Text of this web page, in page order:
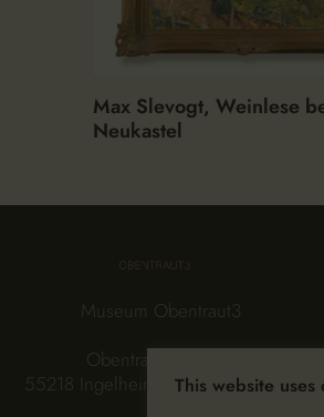
Max Slevogt, Weinlese
Neukastel
Museum Obentraut3
Obentrautstraße 3a
55218 Ingelheim-Großwinternheim
This website uses